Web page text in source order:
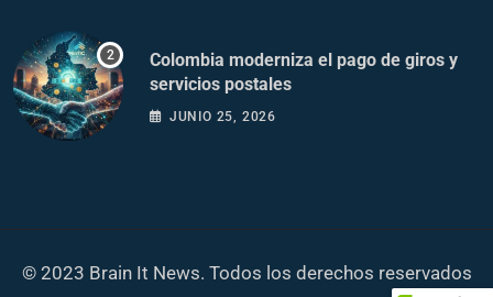
Colombia moderniza el pago de giros y
servicios postales
JUNIO 25, 2026
© 2023 Brain It News. Todos los derechos reservados